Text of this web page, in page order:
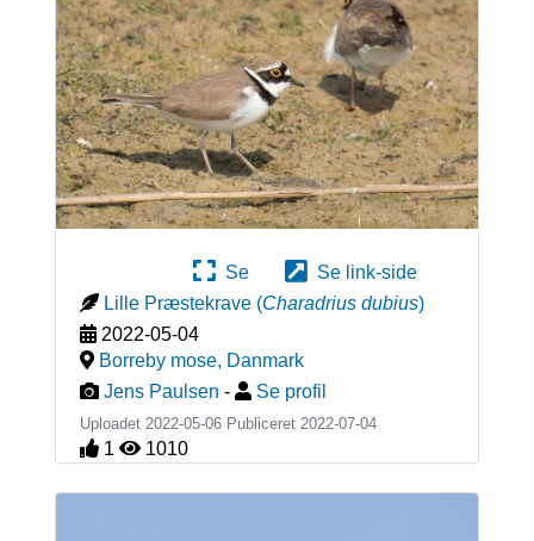
Se
Se link-side
Lille Præstekrave (Charadrius dubius)
2022-05-04
Borreby mose, Danmark
Jens Paulsen - Se profil
Uploadet 2022-05-06 Publiceret 2022-07-04
1 1010